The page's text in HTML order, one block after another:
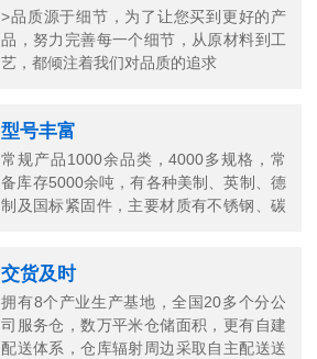
>品质源于细节，为了让您买到更好的产
品，努力完善每一个细节，从原材料到工
艺，都倾注着我们对品质的追求
型号丰富
常规产品1000余品类，4000多规格，常
备库存5000余吨，有各种美制、英制、德
制及国标紧固件，主要材质有不锈钢、碳
交货及时
拥有8个产业生产基地，全国20多个分公
司服务仓，数万平米仓储面积，更有自建
配送体系，仓库辐射周边采取自主配送送